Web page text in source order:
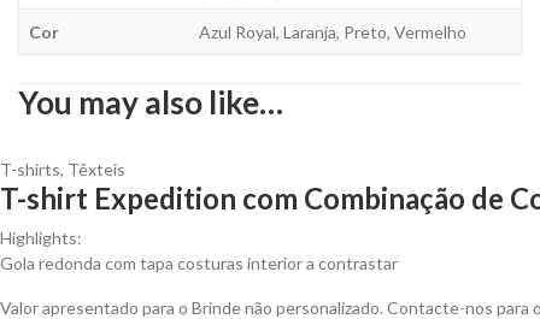
Cor Azul Royal, Laranja, Preto, Vermelho
You may also like…
T-shirts, Têxteis
T-shirt Expedition com Combinação de
Highlights:
Gola redonda com tapa costuras interior a contrastar
Valor apresentado para o Brinde não personalizado. Contacte-nos